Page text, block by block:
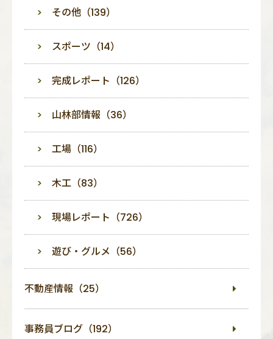
その他（139）
スポーツ（14）
完成レポート（126）
山林部情報（36）
工場（116）
木工（83）
現場レポート（726）
遊び・グルメ（56）
不動産情報（25）
事務員ブログ（192）